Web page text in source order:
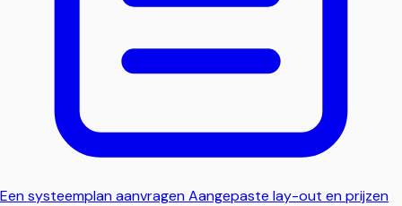
Een systeemplan aanvragenAangepaste lay-out en prijzen